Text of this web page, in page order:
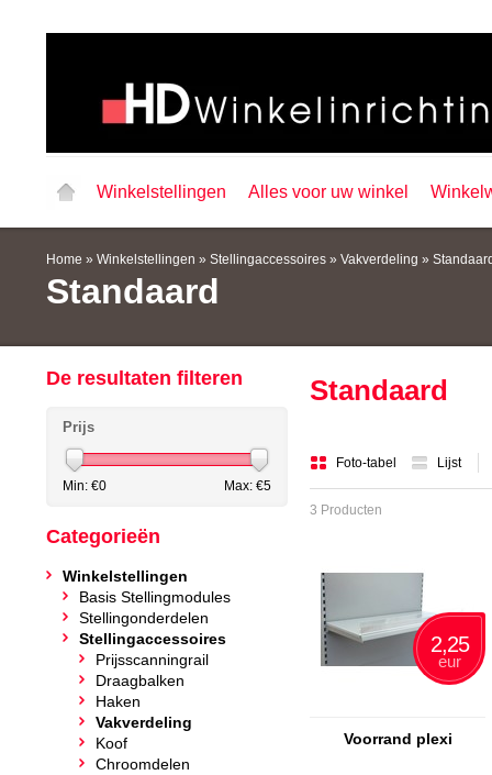
Winkelstellingen Alles voor uw winkel
Home » Winkelstellingen » Stellingaccessoires » Vakverdeling »
Standaard
Standaard
Foto-tabel Lijst
3 Producten
2,25
eur
Voorrand plexi
De resultaten filteren
Prijs
Min: €0 Max: €5
Categorieën
Winkelstellingen
Basis Stellingmodules
Stellingonderdelen
Stellingaccessoires
Prijsscanningrail
Draagbalken
Haken
Vakverdeling
Koof
Chroomdelen